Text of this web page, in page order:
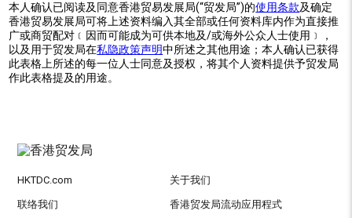
本人确认已阅读及同意香港贸易发展局(“贸发局”)的使用条款及确定
香港贸易发展局可将上述资料编入其全部或任何资料库内作为直接推
广或商贸配对﹝因而可能成为可供本地及/或海外公众人士使用﹞，
以及用于贸发局在私隐政策声明中所述之其他用途；本人确认已获得
此表格上所述的每一位人士同意及授权，将其个人资料提供予贸发局
作此表格提及的用途。
HKTDC.com 关于我们
联络我们 香港贸发局流动应用程式